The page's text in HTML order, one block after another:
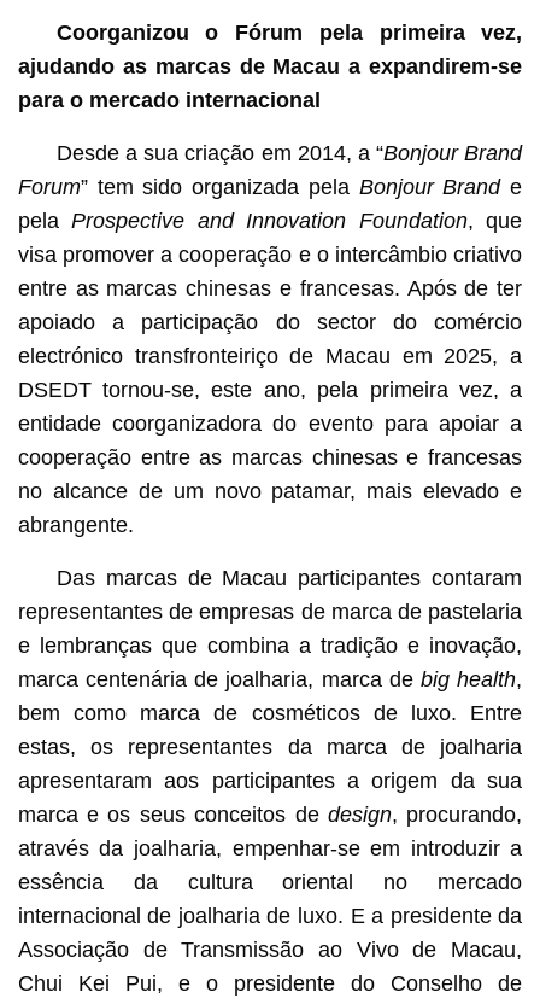
Coorganizou o Fórum pela primeira vez,
ajudando as marcas de Macau a expandirem-se
para o mercado internacional
Desde a sua criação em 2014, a “Bonjour Brand
Forum” tem sido organizada pelaBonjour Brande
pelaProspective and Innovation Foundation, que
visa promover a cooperação e o intercâmbio criativo
entre as marcas chinesas e francesas. Após de ter
apoiado a participação do sector do comércio
electrónico transfronteiriço de Macau em 2025, a
DSEDT tornou-se, este ano, pela primeira vez, a
entidade coorganizadora do evento para apoiar a
cooperação entre as marcas chinesas e francesas
no alcance de um novo patamar, mais elevado e
abrangente.
Das marcas de Macau participantes contaram
representantes de empresas de marca de pastelaria
e lembranças que combina a tradição e inovação,
marca centenária de joalharia, marca debig health,
bem como marca de cosméticos de luxo. Entre
estas, os representantes da marca de joalharia
apresentaram aos participantes a origem da sua
marca e os seus conceitos de design, procurando,
através da joalharia, empenhar-se em introduzir a
essência da cultura oriental no mercado
internacional de joalharia de luxo. E a presidente da
Associação de Transmissão ao Vivo de Macau,
Chui Kei Pui, e o presidente do Conselho de